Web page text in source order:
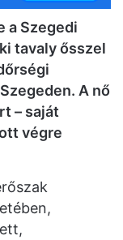
a Szegedi
tavaly ősszel
A nő
– saját
végre